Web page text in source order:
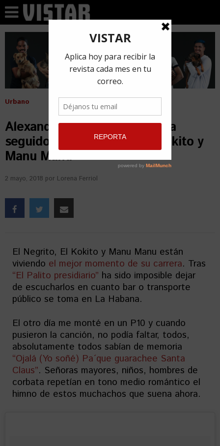
Urbano
Alexander Delgado se declara
seguidor de El Negrito, El Kokito y
Manu Manu
2 mayo, 2018 por Lorena Ferriol
El Negrito, El Kokito y Manu Manu están
viviendo el mejor momento de su carrera. Tras
“El Palito presidiario” ha sido imposible dejar
de escucharlos en cuanto bar o transporte
público se toma en La Habana.
El otro día me monté en un P10 y cuando
pusieron la canción, no podía faltar, todos,
absolutamente todos sabían de memoria
“Ojalá (Yo soñé) Pa´que guarachee Santa
Claus”. Señoras mayores, niños, hombres de
corbata repetían en tono medio romántico el
himno de estos muchachos que suena ahora.